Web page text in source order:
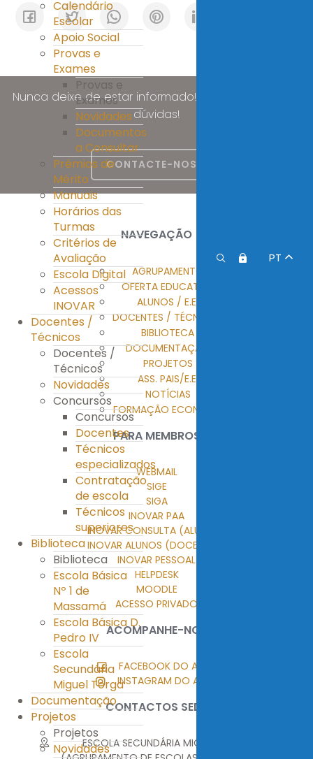
Calendário
Escolar
Apoio Social
Provas e
Exames
Provas e
Exames
Novidades
Documentos
a Consultar
Prémios de
Mérito
Manuais
Horários das
Turmas
Critérios de
Avaliação
Escola Digital
Acessos
INOVAR
Docentes /
Técnicos
Docentes /
Técnicos
Novidades
Concursos
Concursos
Docentes
Técnicos
especializados
Contratação
de escola
Técnicos
superiores
Biblioteca
Biblioteca
Escola Básica
Nº 1 de
Massamá
Escola Básica D.
Pedro IV
Escola
Secundária
Miguel Torga
Documentação
Projetos
Projetos
Novidades
PT
Nunca deixe de estar informado! Esclareça as suas
dúvidas!
CONTACTE-NOS
NAVEGAÇÃO
AGRUPAMENTO
OFERTA EDUCATIVA
ALUNOS / E.E.
DOCENTES / TÉCNICOS
BIBLIOTECA
DOCUMENTAÇÃO
PROJETOS
ASS. PAIS/E.E.
NOTÍCIAS
FORMAÇÃO ECONTENT
PARA MEMBROS
WEBMAIL
SIGE
SIGA
INOVAR PAA
INOVAR CONSULTA (ALUNOS)
INOVAR ALUNOS (DOCENTES)
INOVAR PESSOAL
HELPDESK
MOODLE
ACESSO PRIVADO
ACOMPANHE-NOS
FACEBOOK DO AEMT
INSTAGRAM DO AEMT
CONTACTOS SEDE
ESCOLA SECUNDÁRIA MIGUEL TORGA